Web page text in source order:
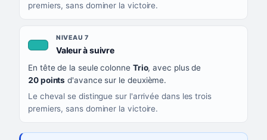
premiers, sans dominer la victoire.
NIVEAU 7
Valeur à suivre, couleur turquoise
En tête de la seule colonne Trio, avec plus de
20 points d'avance sur le deuxième.
Le cheval se distingue sur l'arrivée dans les trois
premiers, sans dominer la victoire.